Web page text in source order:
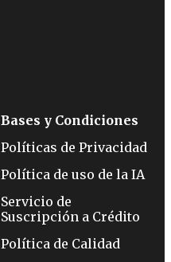
Bases y Condiciones
Políticas de Privacidad
Política de uso de la IA
Servicio de
Suscripción a Crédito
Política de Calidad